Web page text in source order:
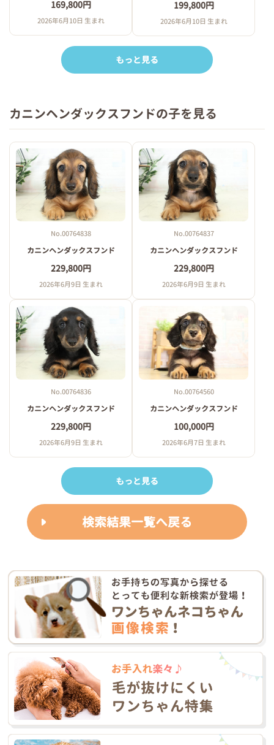
169,800円
2026年6月10日 生まれ
199,800円
2026年6月10日 生まれ
もっと見る
カニンヘンダックスフンドの子を見る
No.00764838
カニンヘンダックスフンド
229,800円
2026年6月9日 生まれ
No.00764837
カニンヘンダックスフンド
229,800円
2026年6月9日 生まれ
No.00764836
カニンヘンダックスフンド
229,800円
2026年6月9日 生まれ
No.00764560
カニンヘンダックスフンド
100,000円
2026年6月7日 生まれ
もっと見る
検索結果一覧へ戻る